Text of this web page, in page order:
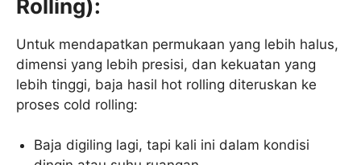
Rolling):
Untuk mendapatkan permukaan yang lebih halus,
dimensi yang lebih presisi, dan kekuatan yang
lebih tinggi, baja hasil hot rolling diteruskan ke
proses cold rolling:
Baja digiling lagi, tapi kali ini dalam kondisi